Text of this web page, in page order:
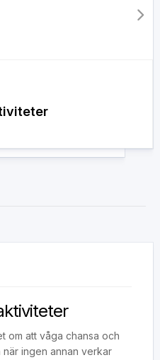
om att våga chansa och
ingen annan verkar